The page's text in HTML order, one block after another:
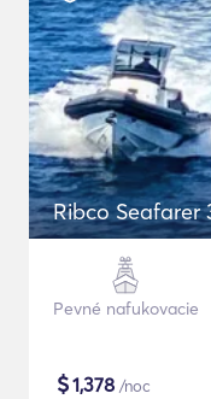
Ribco Seafarer
Pevné nafukovacie
$1,378 /noc